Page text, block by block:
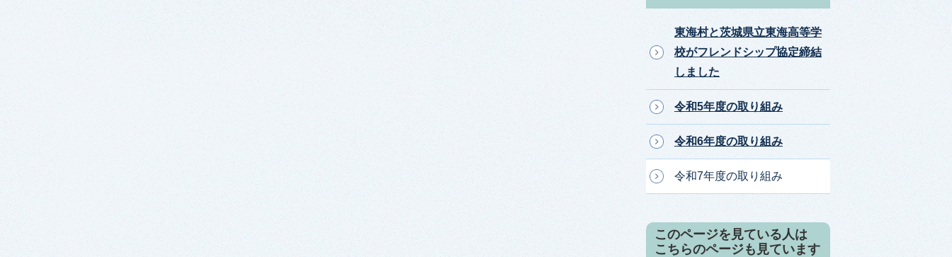
東海村と茨城県立東海高等学
校がフレンドシップ協定締結
しました
令和5年度の取り組み
令和6年度の取り組み
令和7年度の取り組み
このページを見ている人は
こちらのページも見ています